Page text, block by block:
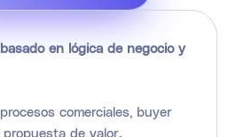
en lógica de negocio y
comerciales, buyer
de valor.